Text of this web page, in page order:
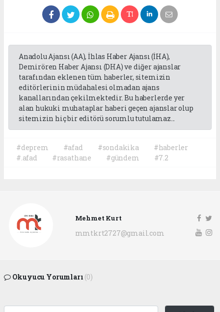
Anadolu Ajansı (AA), İhlas Haber Ajansı (İHA),
Demirören Haber Ajansı (DHA) ve diğer ajanslar
tarafından eklenen tüm haberler, sitemizin
editörlerinin müdahalesi olmadan ajans
kanallarından çekilmektedir. Bu haberlerde yer
alan hukuki muhataplar haberi geçen ajanslar olup
sitemizin hiç bir editörü sorumlu tutulamaz...
#deprem #afad #sondakika
#haberler
#.afad
#rasathane #gündem #7.2
Mehmet Kurt
mmtkrt2727@gmail.com
Okuyucu Yorumları (0)